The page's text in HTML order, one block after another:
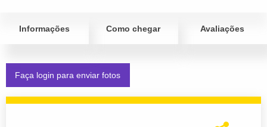
Informações Como chegar Avaliações
Faça login para enviar fotos